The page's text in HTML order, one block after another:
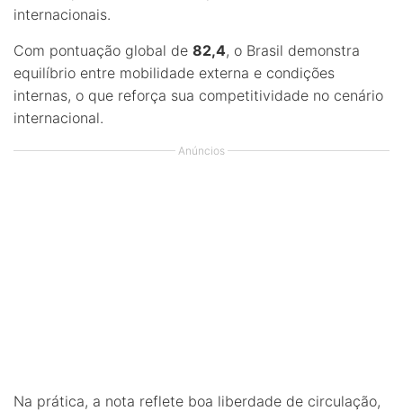
internacionais.
Com pontuação global de 82,4, o Brasil demonstra
equilíbrio entre mobilidade externa e condições
internas, o que reforça sua competitividade no cenário
internacional.
Anúncios
Na prática, a nota reflete boa liberdade de circulação,